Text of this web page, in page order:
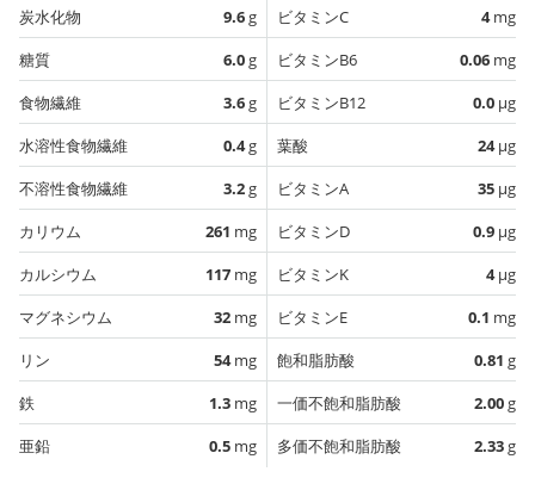
炭水化物
9.6g
糖質
6.0g
食物繊維
3.6g
水溶性食物繊維
0.4g
不溶性食物繊維
3.2g
カリウム
261 mg
カルシウム
117 mg
マグネシウム
32 mg
リン
54mg
鉄
1.3 mg
亜鉛
0.5 mg
ビタミンC
4mg
ビタミンB6
0.06 mg
ビタミンB12
0.0 µg
葉酸
24µg
ビタミンA
35 µg
ビタミンD
0.9 µg
ビタミンK
4µg
ビタミンE
0.1 mg
飽和脂肪酸
0.81 g
一価不飽和脂肪酸
2.00g
多価不飽和脂肪酸
2.33g